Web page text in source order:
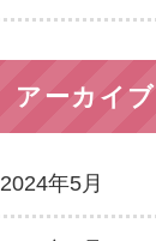
アーカイブ
2024年5月